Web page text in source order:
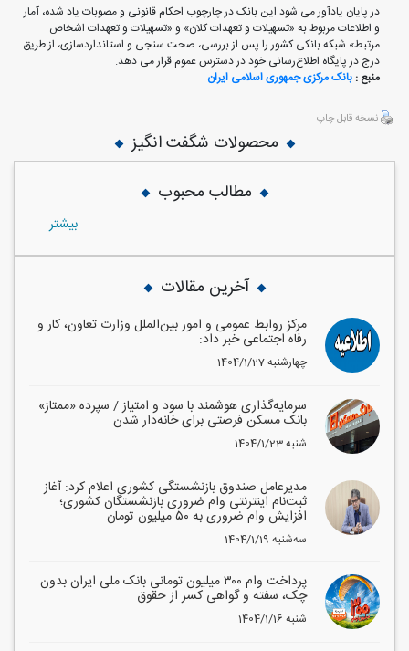
در پایان یادآور می شود این بانک در چارچوب احکام قانونی و مصوبات یاد شده، آمار
و اطلاعات مربوط به «تسهیلات و تعهدات کلان» و «تسهیلات و تعهدات اشخاص
مرتبط» شبکه بانکی کشور را پس از بررسی، صحت سنجی و استانداردسازی، از طریق
درج در پایگاه اطلاع‌رسانی خود در دسترس عموم قرار می دهد.
منبع : بانک مرکزی جمهوری اسلامی ایران
نسخه قابل چاپ
محصولات شگفت انگیز
مطالب محبوب
بيشتر
آخرین مقالات
مرکز روابط عمومی و امور بین‌الملل وزارت تعاون، کار و
رفاه اجتماعی خبر داد:
1404/1/27 چهارشنبه
سرمایه‌گذاری هوشمند با سود و امتیاز / سپرده «ممتاز»
بانک مسکن فرصتی برای خانه‌دار شدن
1404/1/23 شنبه
مدیرعامل صندوق بازنشستگی کشوری اعلام کرد: آغاز
ثبت‌نام اینترنتی وام ضروری بازنشستگان کشوری؛
افزایش وام ضروری به ۵۰ میلیون تومان
1404/1/19 سه‌شنبه
پرداخت وام ۳۰۰ میلیون تومانی بانک ملی ایران بدون
چک، سفته و گواهی کسر از حقوق
1404/1/16 شنبه